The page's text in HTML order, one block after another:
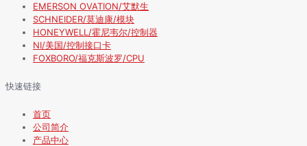
EMERSON OVATION/艾默生
SCHNEIDER/莫迪康/模块
HONEYWELL/霍尼韦尔/控制器
NI/美国/控制接口卡
FOXBORO/福克斯波罗/CPU
快速链接
首页
公司简介
产品中心